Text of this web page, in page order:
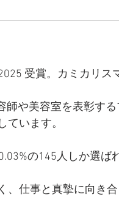
受賞。カミカリス
師や美容室を表彰す
います。
の145人しか選ば
、仕事と真摯に向き